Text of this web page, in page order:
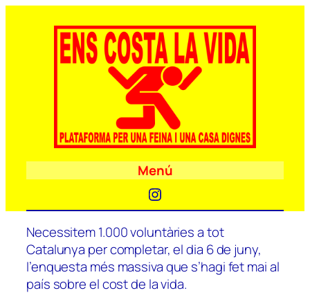
Menú
Instagram
Necessitem 1.000 voluntàries a tot
Catalunya per completar, el dia 6 de juny,
l’enquesta més massiva que s’hagi fet mai al
país sobre el cost de la vida.